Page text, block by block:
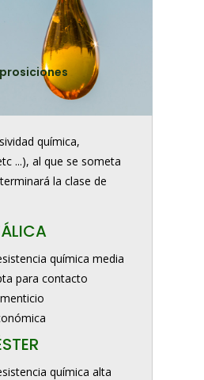
química,
...), al que se someta
la clase de
química media
para contacto
química alta